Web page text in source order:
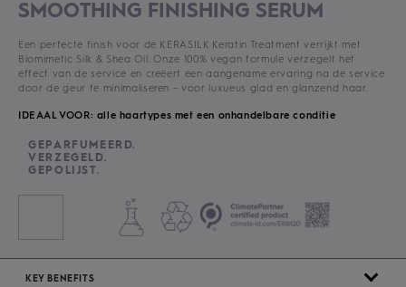
SMOOTHING FINISHING SERUM
Een perfecte finish voor de KERASILK Keratin Treatment verrijkt met
Biomimetic Silk & Shea Oil. Onze 100% vegan formule verzegelt het
effect van de service en creëert een aangename ervaring na de service
door de geur te minimaliseren – voor luxueus glad en glanzend haar.
IDEAAL VOOR: alle haartypes met een onhandelbare conditie
GEPARFUMEERD.
VERZEGELD.
GEPOLIJST.
KEY BENEFITS